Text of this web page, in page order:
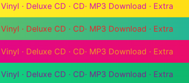
Vinyl · Deluxe CD · CD· MP3 Download · Extra
Vinyl · Deluxe CD · CD· MP3 Download · Extra
Vinyl · Deluxe CD · CD· MP3 Download · Extra
Vinyl · Deluxe CD · CD· MP3 Download · Extra